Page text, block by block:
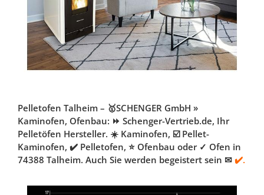
Pelletofen Talheim – 🥇SCHENGER GmbH »
Kaminofen, Ofenbau: ⏩ Schenger-Vertrieb.de, Ihr
Pelletöfen Hersteller. ☀️ Kaminofen, ☑️ Pellet-
Kaminofen, ✔️ Pelletofen, ⭐ Ofenbau oder ✓ Ofen in
74388 Talheim. Auch Sie werden begeistert sein ✉ ✔️.